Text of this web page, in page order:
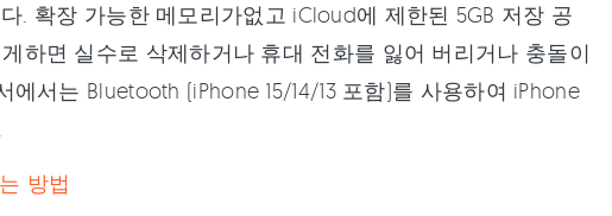
. 확장 가능한 메모리가없고 iCloud에 제한된 5GB 저장 공
하면 실수로 삭제하거나 휴대 전화를 잃어 버리거나 충돌이
서는 Bluetooth (iPhone 15/14/13 포함)를 사용하여 iPhone
방법